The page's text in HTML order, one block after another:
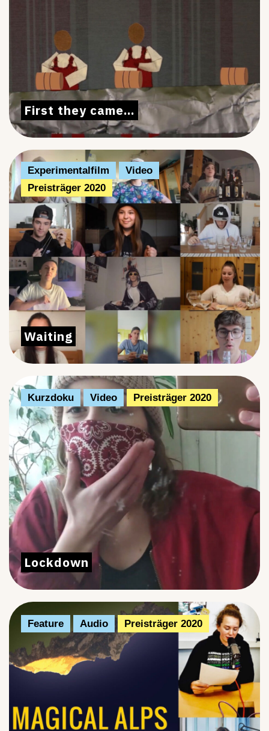
First they came…
Waiting
Experimentalfilm
Video
Preisträger 2020
Lockdown
Kurzdoku Video Preisträger 2020
Feature Audio Preisträger 2020